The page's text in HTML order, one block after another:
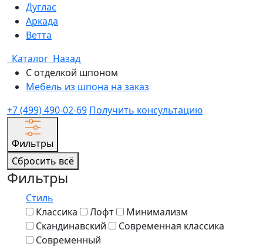
Дуглас
Аркада
Ветта
Каталог Назад
С отделкой шпоном
Мебель из шпона на заказ
+7 (499) 490-02-69 Получить консультацию
Фильтры
Сбросить всё
Фильтры
Стиль
Классика
Лофт
Минимализм
Скандинавский
Современная классика
Современный